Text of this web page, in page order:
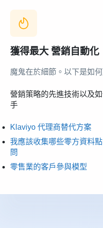
獲得最大 營銷自動化
魔鬼在於細節。以下是如
營銷策略的先進技術以及
手
Klaviyo 代理商替代方案
我應該收集哪些零方資料
問
零售業的客戶參與模型